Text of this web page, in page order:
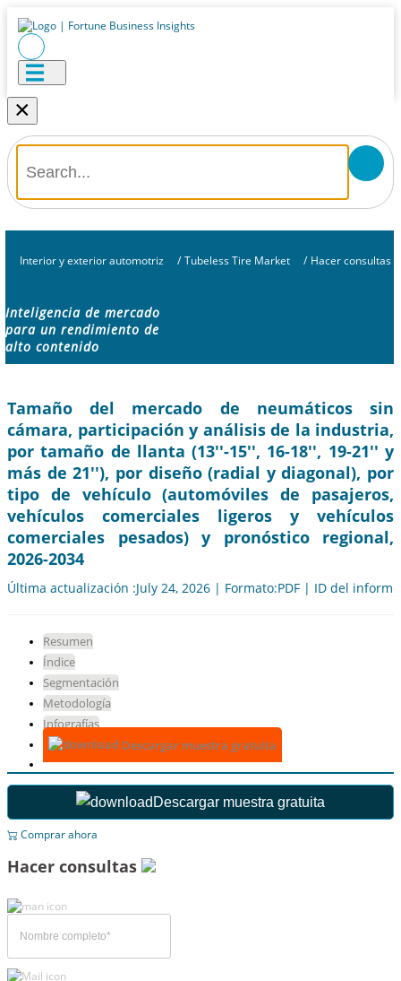
×
Interior y exterior automotriz / Tubeless Tire Market / Hacer consultas
Inteligencia de mercado
para un rendimiento de
alto contenido
Tamaño del mercado de neumáticos sin
cámara, participación y análisis de la industria,
por tamaño de llanta (13''-15'', 16-18'', 19-21'' y
más de 21''), por diseño (radial y diagonal), por
tipo de vehículo (automóviles de pasajeros,
vehículos comerciales ligeros y vehículos
comerciales pesados) y pronóstico regional,
2026-2034
Última actualización :July 24, 2026 | Formato:PDF | ID del
Resumen
Índice
Segmentación
Metodología
Infografías
Descargar muestra gratuita
Descargar muestra gratuita
Comprar ahora
Hacer consultas